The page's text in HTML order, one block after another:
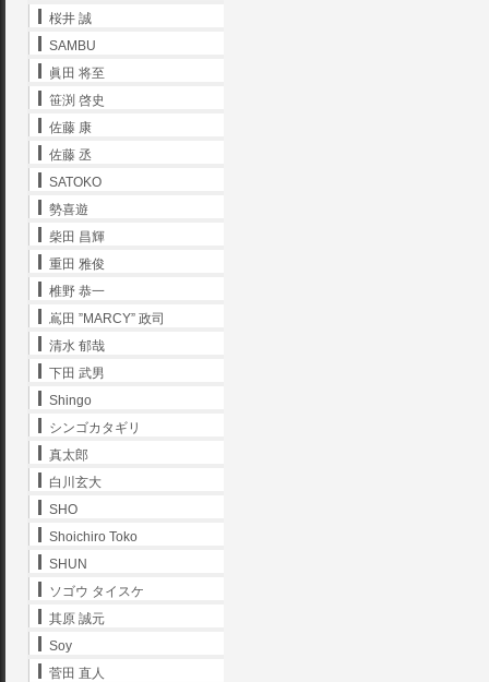
桜井 誠
SAMBU
眞田 将至
笹渕 啓史
佐藤 康
佐藤 丞
SATOKO
勢喜遊
柴田 昌輝
重田 雅俊
椎野 恭一
嶌田 ”MARCY” 政司
清水 郁哉
下田 武男
Shingo
シンゴカタギリ
真太郎
白川玄大
SHO
Shoichiro Toko
SHUN
ソゴウ タイスケ
其原 誠元
Soy
菅田 直人